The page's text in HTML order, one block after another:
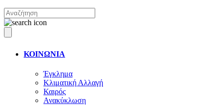
ΚΟΙΝΩΝΙΑ
Έγκλημα
Κλιματική Αλλαγή
Καιρός
Ανακύκλωση